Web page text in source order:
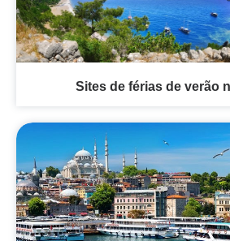
Sites de férias de verão